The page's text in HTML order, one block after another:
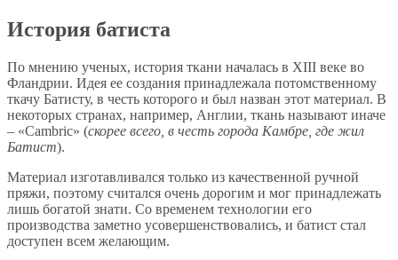
История батиста
По мнению ученых, история ткани началась в XIII веке во
Фландрии. Идея ее создания принадлежала потомственному
ткачу Батисту, в честь которого и был назван этот материал. В
некоторых странах, например, Англии, ткань называют иначе
– «Cambric» (скорее всего, в честь города Камбре, где жил
Батист).
Материал изготавливался только из качественной ручной
пряжи, поэтому считался очень дорогим и мог принадлежать
лишь богатой знати. Со временем технологии его
производства заметно усовершенствовались, и батист стал
доступен всем желающим.